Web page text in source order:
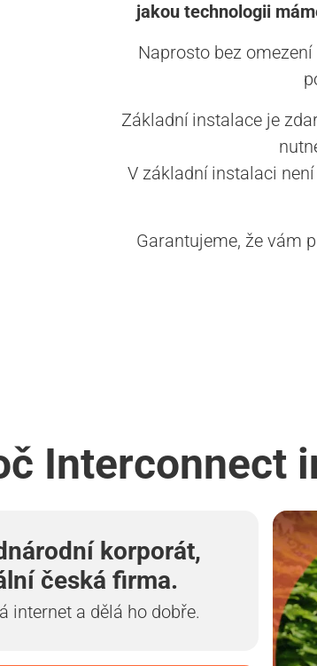
jakou technologii
Naprosto bez
Základní instalace je
V základní instalaci
Garantujeme, že vám
Interconnect
korporát,
česká firma.
internet a dělá ho dobře.